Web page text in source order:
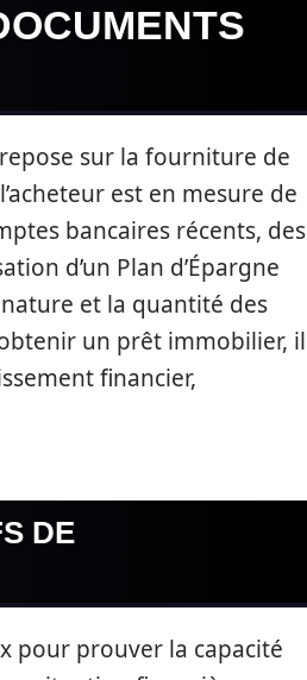
sur la fourniture de
est en mesure de
bancaires récents, des
d’un Plan d’Épargne
et la quantité des
un prêt immobilier, il
financier,
DE
pour prouver la capacité